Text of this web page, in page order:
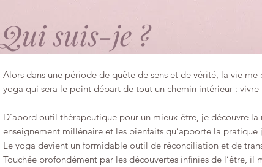
Qui suis-je ?
Alors dans une période de quête de sens et de vérité, la vie me
yoga qui sera le point départ de tout un chemin intérieur : vivre
D’abord outil thérapeutique pour un mieux-être, je découvre la
enseignement millénaire et les bienfaits qu’apporte la pratique
Le yoga devient un formidable outil de réconciliation et de
Touchée profondément par les découvertes infinies de l’être, il